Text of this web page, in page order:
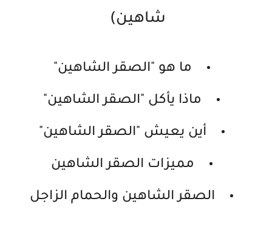
شاهين)
ما هو "الصقر الشاهين"
ماذا يأكل "الصقر الشاهين"
أين يعيش "الصقر الشاهين"
مميزات الصقر الشاهين
الصقر الشاهين والحمام الزاجل